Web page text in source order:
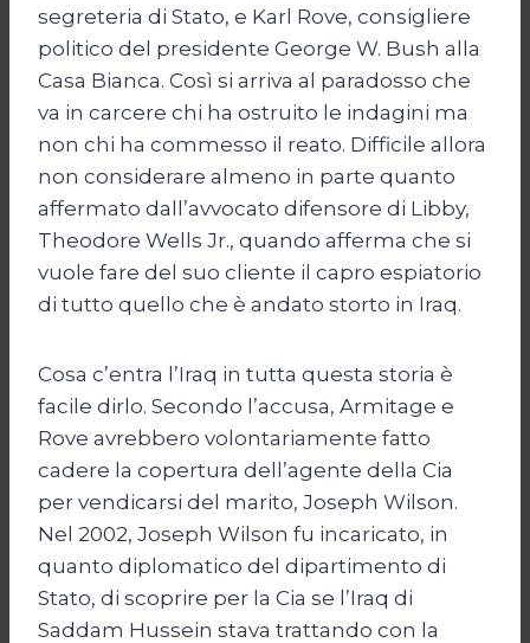
segreteria di Stato, e Karl Rove, consigliere
politico del presidente George W. Bush alla
Casa Bianca. Così si arriva al paradosso che
va in carcere chi ha ostruito le indagini ma
non chi ha commesso il reato. Difficile allora
non considerare almeno in parte quanto
affermato dall’avvocato difensore di Libby,
Theodore Wells Jr., quando afferma che si
vuole fare del suo cliente il capro espiatorio
di tutto quello che è andato storto in Iraq.
Cosa c’entra l’Iraq in tutta questa storia è
facile dirlo. Secondo l’accusa, Armitage e
Rove avrebbero volontariamente fatto
cadere la copertura dell’agente della Cia
per vendicarsi del marito, Joseph Wilson.
Nel 2002, Joseph Wilson fu incaricato, in
quanto diplomatico del dipartimento di
Stato, di scoprire per la Cia se l’Iraq di
Saddam Hussein stava trattando con la